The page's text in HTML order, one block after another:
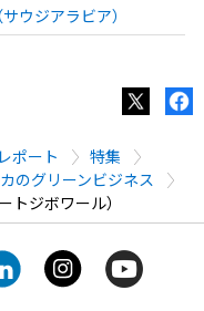
ウジアラビア）
ポート
特集
のグリーンビジネス
ジボワール）